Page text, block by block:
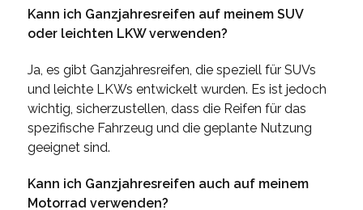
Kann ich Ganzjahresreifen auf meinem SUV
oder leichten LKW verwenden?
Ja, es gibt Ganzjahresreifen, die speziell für SUVs
und leichte LKWs entwickelt wurden. Es ist jedoch
wichtig, sicherzustellen, dass die Reifen für das
spezifische Fahrzeug und die geplante Nutzung
geeignet sind.
Kann ich Ganzjahresreifen auch auf meinem
Motorrad verwenden?